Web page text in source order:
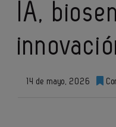
IA,
14 de mayo, 2026